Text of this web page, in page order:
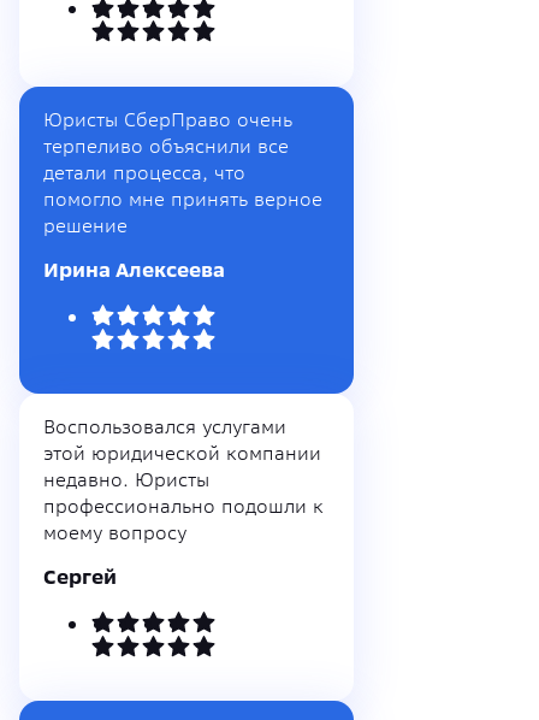
Юристы СберПраво очень
терпеливо объяснили все
детали процесса, что
помогло мне принять верное
решение
Ирина Алексеева
Воспользовался услугами
этой юридической компании
недавно. Юристы
профессионально подошли к
моему вопросу
Сергей